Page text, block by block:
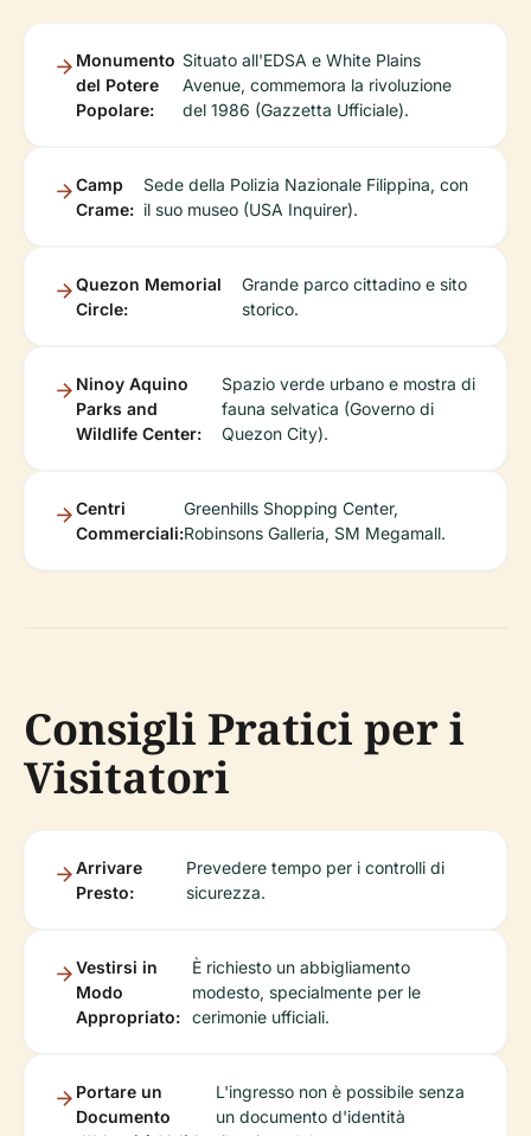
Monumento
del Potere
Popolare:
Situato all'EDSA e White Plains
Avenue, commemora la rivoluzione
del 1986 (Gazzetta Ufficiale).
Camp
Crame:
Sede della Polizia Nazionale Filippina, con
il suo museo (USA Inquirer).
Quezon Memorial
Circle:
Grande parco cittadino e sito
storico.
Ninoy Aquino
Parks and
Wildlife Center:
Spazio verde urbano e mostra di
fauna selvatica (Governo di
Quezon City).
Centri
Commerciali:
Greenhills Shopping Center,
Robinsons Galleria, SM Megamall.
Consigli Pratici per i
Visitatori
Arrivare
Presto:
Prevedere tempo per i controlli di
sicurezza.
Vestirsi in
Modo
Appropriato:
È richiesto un abbigliamento
modesto, specialmente per le
cerimonie ufficiali.
Portare un
Documento
L'ingresso non è possibile senza
un documento d'identità